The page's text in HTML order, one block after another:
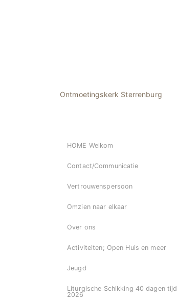
Ontmoetingskerk Sterrenburg
HOME Welkom
Contact/Communicatie
Vertrouwenspersoon
Omzien naar elkaar
Over ons
Activiteiten; Open Huis en meer
Jeugd
Liturgische Schikking 40 dagen tijd
2026